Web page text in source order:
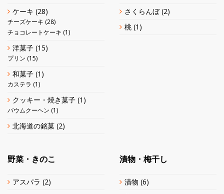
ケーキ (28)
チーズケーキ (28)
チョコレートケーキ (1)
洋菓子 (15)
プリン (15)
和菓子 (1)
カステラ (1)
クッキー・焼き菓子 (1)
バウムクーヘン (1)
北海道の銘菓 (2)
さくらんぼ(2)
桃 (1)
野菜・きのこ
アスパラ (2)
漬物・梅干し
漬物 (6)